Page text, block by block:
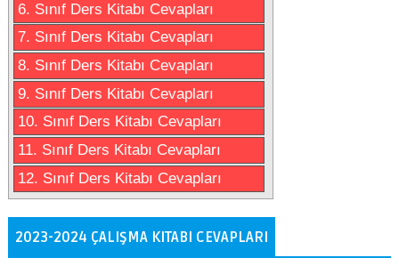
6. Sınıf Ders Kitabı Cevapları
7. Sınıf Ders Kitabı Cevapları
8. Sınıf Ders Kitabı Cevapları
9. Sınıf Ders Kitabı Cevapları
10. Sınıf Ders Kitabı Cevapları
11. Sınıf Ders Kitabı Cevapları
12. Sınıf Ders Kitabı Cevapları
2023-2024 ÇALIŞMA KITABI CEVAPLARI